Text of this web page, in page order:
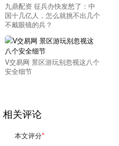
九鼎配资 征兵办快发愁了：中
国十几亿人，怎么就挑不出几个
不戴眼镜的兵？
V交易网 景区游玩别忽视这八个
安全细节
相关评论
本文评分*